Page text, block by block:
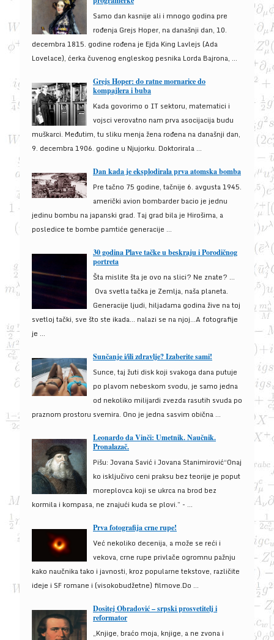
Samo dan kasnije ali i mnogo godina pre
rođenja Grejs Hoper, na današnji dan, 10.
decembra 1815. godine rođena je Ejda King Lavlejs (Ada
Lovelace), ćerka čuvenog engleskog pesnika Lorda Bajrona, ...
Grejs Hoper: do ratne mornarice do
kompajlera i buba
Kada govorimo o IT sektoru, matematici i
vojsci verovatno nam prva asocijacija budu
muškarci. Međutim, tu sliku menja žena rođena na današnji dan,
9. decembra 1906. godine u Njujorku. Doktorirala ...
Dan kada je eksplodirala prva atomska bomba
Pre tačno 75 godine, tačnije 6. avgusta 1945.
američki avion bombarder bacio je jednu
jedinu bombu na japanski grad. Taj grad bila je Hirošima, a
posledice te bombe pamtiće generacije ...
30 godina Plave tačke u beskraju i Porodičnog
portreta
Šta mislite šta je ovo na slici? Ne znate? …
Ova svetla tačka je Zemlja, naša planeta.
Generacije ljudi, hiljadama godina žive na toj
svetloj tački, sve što ste ikada… nalazi se na njoj…A fotografije
je ...
Sunčanje i/ili zdravlje? Izaberite sami!
Sunce, taj žuti disk koji svakoga dana putuje
po plavom nebeskom svodu, je samo jedna
od nekoliko milijardi zvezda rasutih svuda po
praznom prostoru svemira. Ono je jedna sasvim obična ...
Leonardo da Vinči: Umetnik. Naučnik.
Pronalazač.
Pišu: Jovana Savić i Jovana Stanimirović“Onaj
ko isključivo ceni praksu bez teorije je poput
moreplovca koji se ukrca na brod bez
kormila i kompasa, ne znajući kuda se plovi.” - ...
Prva fotografija crne rupe!
Već nekoliko decenija, a može se reći i
vekova, crne rupe privlače ogromnu pažnju
kako naučnika tako i javnosti, kroz popularne tekstove, različite
ideje i SF romane i (visokobudžetne) filmove.Do ...
Dositej Obradović – srpski prosvetitelj i
reformator
„Knjige, braćo moja, knjige, a ne zvona i